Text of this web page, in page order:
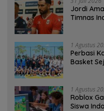
Jordi
Timnas
1 Agustus
Perbasi
Basket
1 Agustus
Roblox
Siswa